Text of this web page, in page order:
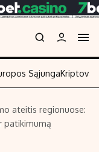
Sąjunga
ateitis regionuose:
patikimumą